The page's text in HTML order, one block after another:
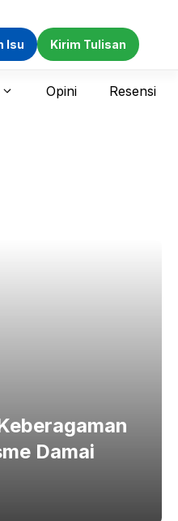
Isu Kirim Tulisan
Opini Resensi
Damai